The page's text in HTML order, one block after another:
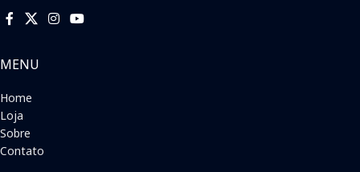
MENU
Home
Loja
Sobre
Contato